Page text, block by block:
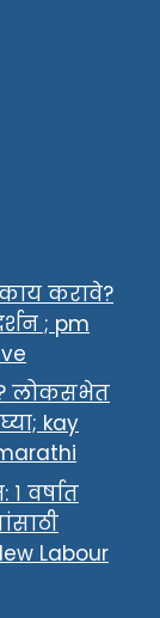
करावे?
; pm
लोकसभेत
kay
वर्षात
Labour